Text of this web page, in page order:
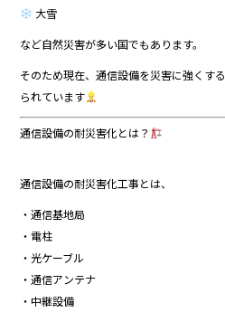
大雪
など自然災害が多い国でもあります。
そのため現在、通信設備を災害に強くする
られています
通信設備の耐災害化とは？
通信設備の耐災害化工事とは、
・通信基地局
・電柱
・光ケーブル
・通信アンテナ
・中継設備